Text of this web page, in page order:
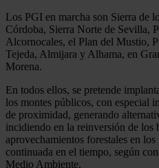
Los PGI en marcha son Sierra de
Córdoba, Sierra Norte de Sevilla,
Alcornocales, el Plan del Mustio,
Tejeda, Almijara y Alhama, en
Morena.
En todos ellos, se pretende
los montes públicos, con especial
de proximidad, generando
incidiendo en la reinversión de los
aprovechamientos forestales en
continuada en el tiempo, según
Medio Ambiente.